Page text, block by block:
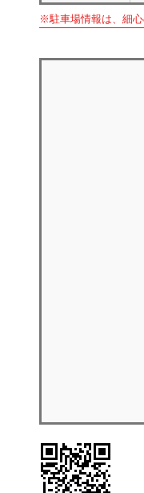
※駐車場情報は、細心